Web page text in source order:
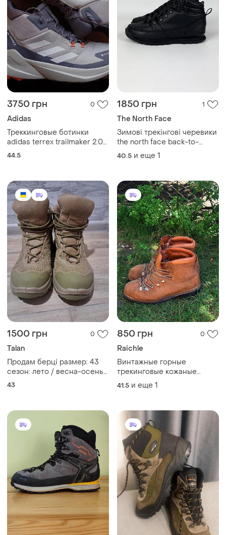
3750 грн 0
Adidas
Треккинговые ботинки
adidas terrex trailmaker 2.0
mid gore-tex ie9061
44.5
1850 грн 1
The North Face
Зимові трекінгові черевики
the north face back-to-
berkeley redux leather
promaloft 100 чорні високі
26 см
40.5 и еще 1
1500 грн 0
Talan
Продам берці размер: 43
сезон: лето / весна-осень
усиленный носок для
протектором
43
850 грн 0
Raichle
Винтажные горные
трекинговые кожаные
ботинки raichle
41.5 и еще 1